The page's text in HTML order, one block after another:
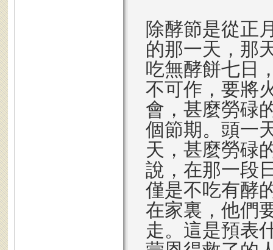
除酵節是從正
的那一天，那
吃無酵餅七日
不可作，要將
會，甚麼勞碌
個節期。頭一
天，甚麼勞碌
說，在那一段
僅是不吃有酵
在家裏，他們
走。這是預表